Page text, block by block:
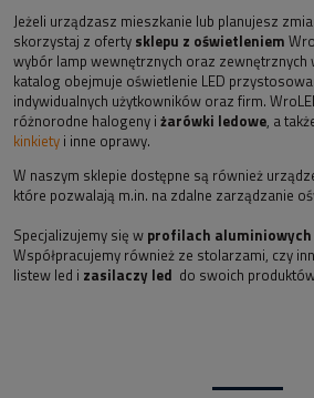
Jeżeli urządzasz mieszkanie lub planujesz
skorzystaj z oferty sklepu z oświetleniem
wybór lamp wewnętrznych oraz zewnętrznych
katalog obejmuje oświetlenie LED
indywidualnych użytkowników oraz firm.
różnorodne halogeny i żarówki ledowe, a
kinkiety i inne oprawy.
W naszym sklepie dostępne są również
które pozwalają m.in. na zdalne zarządzanie
Specjalizujemy się w profilach aluminiowych
Współpracujemy również ze stolarzami, czy
listew led i zasilaczy led do swoich